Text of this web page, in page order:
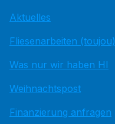
Aktuelles
Fliesenarbeiten (toujou)
Was nur wir haben HI
Weihnachtspost
Finanzierung anfragen